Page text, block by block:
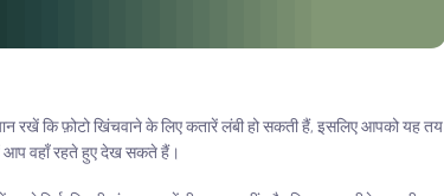
रखें कि फ़ोटो खिंचवाने के लिए कतारें लंबी हो सकती हैं, इसलिए आपको यह तय
आप वहाँ रहते हुए देख सकते हैं।